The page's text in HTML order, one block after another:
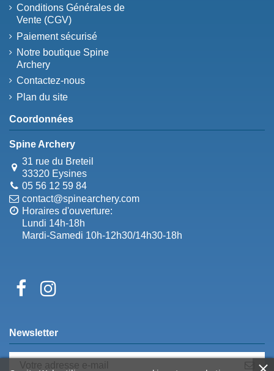
Conditions Générales de
Vente (CGV)
Paiement sécurisé
Notre boutique Spine
Archery
Contactez-nous
Plan du site
Coordonnées
Spine Archery
31 rue du Breteil
33320 Eysines
05 56 12 59 84
contact@spinearchery.com
Horaires d'ouverture:
Lundi 14h-18h
Mardi-Samedi 10h-12h30/14h30-18h
Newsletter